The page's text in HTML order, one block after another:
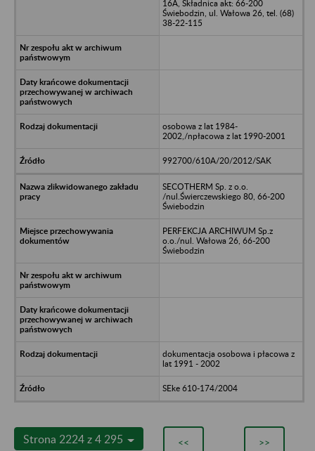
16A, Składnica akt: 66-200
Świebodzin, ul. Wałowa 26, tel. (68)
38-22-115
osobowa z lat 1984-
2002,/npłacowa z lat 1990-2001
992700/610A/20/2012/SAK
SECOTHERM Sp. z o.o.
/nul.Świerczewskiego 80, 66-200
Świebodzin
PERFEKCJA ARCHIWUM Sp.z
o.o./nul. Wałowa 26, 66-200
Świebodzin
dokumentacja osobowa i płacowa z
lat 1991 - 2002
SEke 610-174/2004
Strona 2224 z 4 295 << >>